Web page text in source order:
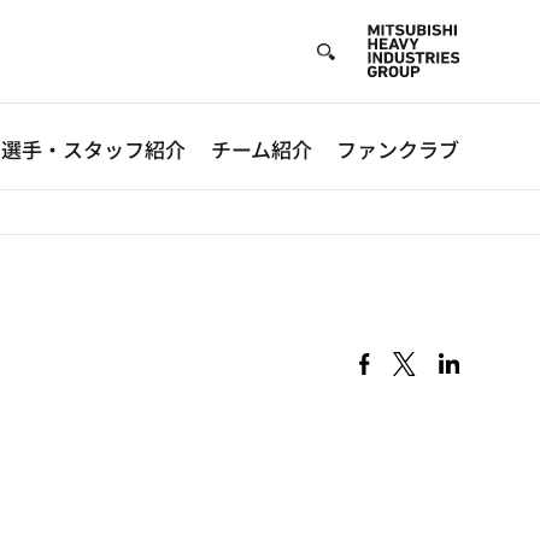
選手・スタッフ紹介 チーム紹介 ファンクラブ